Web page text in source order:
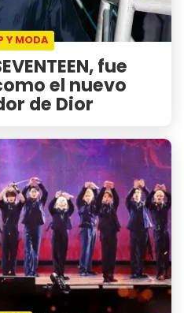
Y MODA
fue
el nuevo
de Dior